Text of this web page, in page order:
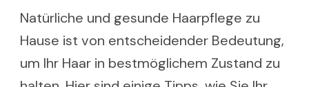
Natürliche und gesunde Haarpflege zu
Hause ist von entscheidender Bedeutung,
um Ihr Haar in bestmöglichem Zustand zu